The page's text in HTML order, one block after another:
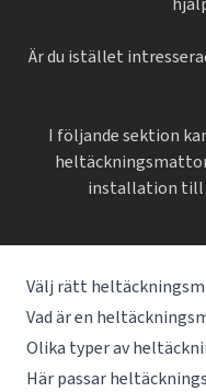
Är du istället
I följande sektion
installation till
Välj rätt
Vad är en
Olika typer av
Här passar